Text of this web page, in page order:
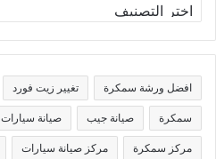
ص
ن
ف
ا
افضل ورشة سمكرة تغيير زيت فورد
سمكرة صيانة جيب صيانة سيارات
مركز سمكرة مركز صيانة سيارات